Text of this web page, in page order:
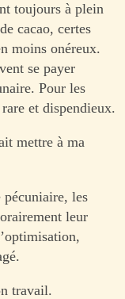
toujours à plein
cacao, certes
moins onéreux.
se payer
Pour les
et dispendieux.
mettre à ma
les
leur
travail.